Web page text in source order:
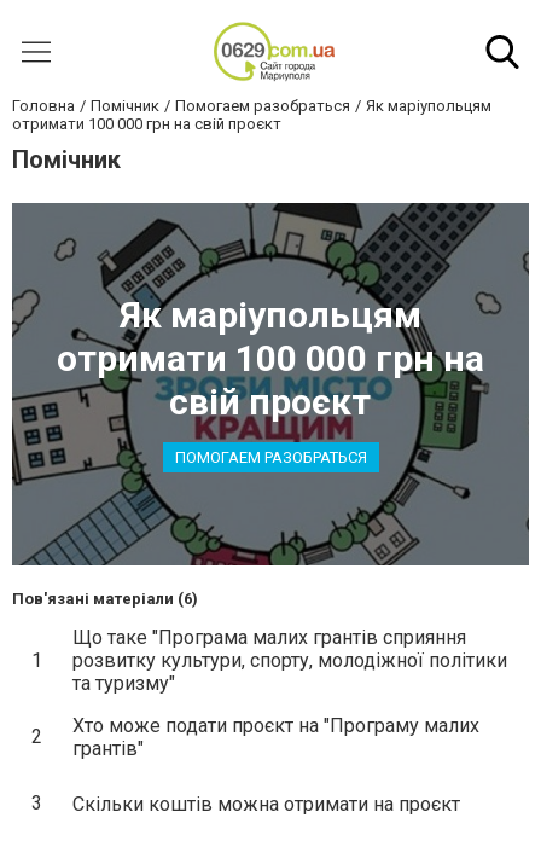
Головна Помічник Помогаем разобраться
Як маріупольцям
отримати 100 000 грн на свій проєкт
Помічник
Як маріупольцям
отримати 100 000 грн на
свій проєкт
ПОМОГАЕМ РАЗОБРАТЬСЯ
Пов'язані матеріали (6)
1
Що таке "Програма малих грантів сприяння
розвитку культури, спорту, молодіжної політики
та туризму"
2
Хто може подати проєкт на "Програму малих
грантів"
3 Скільки коштів можна отримати на проєкт